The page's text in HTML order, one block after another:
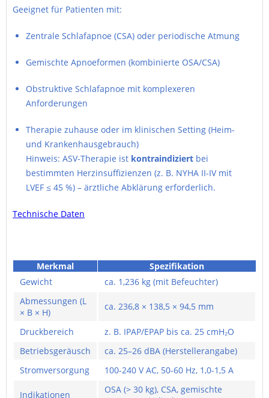
Geeignet für Patienten mit:
Zentrale Schlafapnoe (CSA) oder periodische Atmung
Gemischte Apnoeformen (kombinierte OSA/CSA)
Obstruktive Schlafapnoe mit komplexeren
Anforderungen
Therapie zuhause oder im klinischen Setting (Heim-
und Krankenhausgebrauch)
Hinweis: ASV-Therapie ist kontraindiziert bei
bestimmten Herzinsuffizienzen (z. B. NYHA II-IV mit
LVEF ≤ 45 %) – ärztliche Abklärung erforderlich.
Technische Daten
Merkmal
Spezifikation
Gewicht
ca. 1,236 kg (mit Befeuchter)
Abmessungen (L
× B × H)
ca. 236,8 × 138,5 × 94,5 mm
Druckbereich
z. B. IPAP/EPAP bis ca. 25 cmH₂O
Betriebsgeräusch
ca. 25–26 dBA (Herstellerangabe)
Stromversorgung
100-240 V AC, 50-60 Hz, 1,0-1,5 A
Indikationen
OSA (> 30 kg), CSA, gemischte